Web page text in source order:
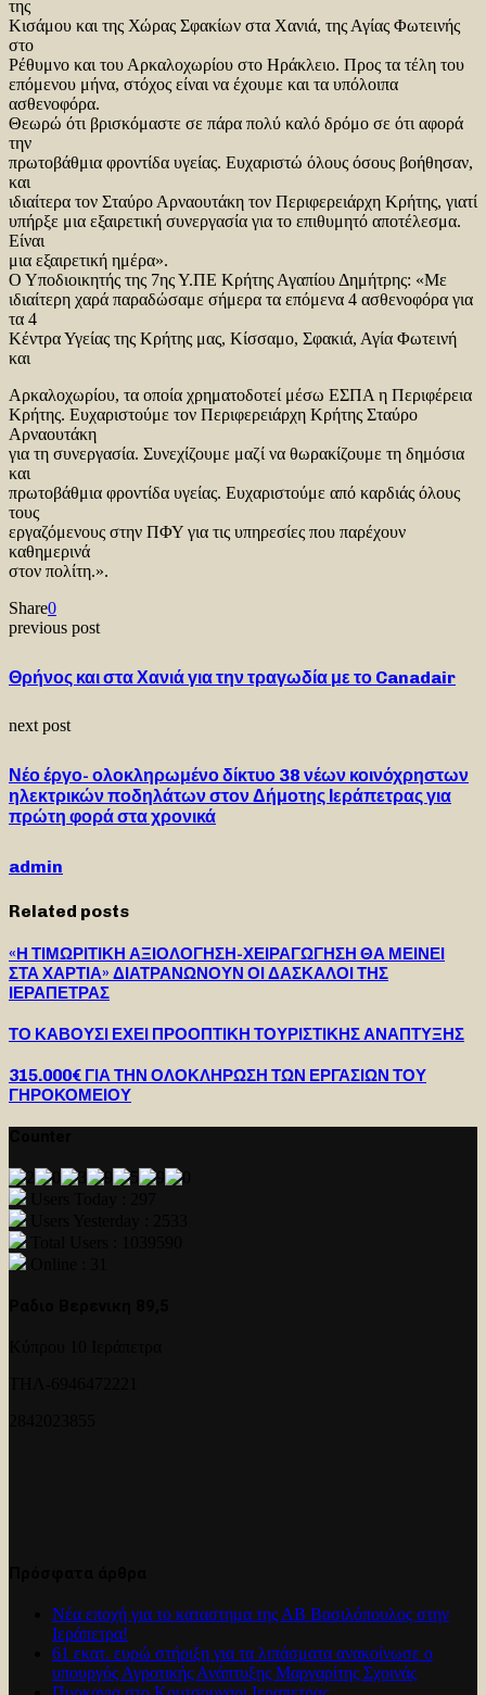
της
Κισάμου και της Χώρας Σφακίων στα Χανιά, της Αγίας Φωτεινής
στο
Ρέθυμνο και του Αρκαλοχωρίου στο Ηράκλειο. Προς τα τέλη του
επόμενου μήνα, στόχος είναι να έχουμε και τα υπόλοιπα
ασθενοφόρα.
Θεωρώ ότι βρισκόμαστε σε πάρα πολύ καλό δρόμο σε ότι αφορά
την
πρωτοβάθμια φροντίδα υγείας. Ευχαριστώ όλους όσους βοήθησαν,
και
ιδιαίτερα τον Σταύρο Αρναουτάκη τον Περιφερειάρχη Κρήτης, γιατί
υπήρξε μια εξαιρετική συνεργασία για το επιθυμητό αποτέλεσμα.
Είναι
μια εξαιρετική ημέρα».
Ο Υποδιοικητής της 7ης Υ.ΠΕ Κρήτης Αγαπίου Δημήτρης: «Με
ιδιαίτερη χαρά παραδώσαμε σήμερα τα επόμενα 4 ασθενοφόρα για
τα 4
Κέντρα Υγείας της Κρήτης μας, Κίσσαμο, Σφακιά, Αγία Φωτεινή
και
Αρκαλοχωρίου, τα οποία χρηματοδοτεί μέσω ΕΣΠΑ η Περιφέρεια
Κρήτης. Ευχαριστούμε τον Περιφερειάρχη Κρήτης Σταύρο
Αρναουτάκη
για τη συνεργασία. Συνεχίζουμε μαζί να θωρακίζουμε τη δημόσια
και
πρωτοβάθμια φροντίδα υγείας. Ευχαριστούμε από καρδιάς όλους
τους
εργαζόμενους στην ΠΦΥ για τις υπηρεσίες που παρέχουν
καθημερινά
στον πολίτη.».
Share0
previous post
Θρήνος και στα Χανιά για την τραγωδία με το Canadair
next post
Νέο έργο- ολοκληρωμένο δίκτυο 38 νέων κοινόχρηστων
ηλεκτρικών ποδηλάτων στον Δήμοτης Ιεράπετρας για
πρώτη φορά στα χρονικά
admin
Related posts
«Η ΤΙΜΩΡΙΤΙΚΗ ΑΞΙΟΛΟΓΗΣΗ-ΧΕΙΡΑΓΩΓΗΣΗ ΘΑ ΜΕΙΝΕΙ
ΣΤΑ ΧΑΡΤΙΑ» ΔΙΑΤΡΑΝΩΝΟΥΝ ΟΙ ΔΑΣΚΑΛΟΙ ΤΗΣ
ΙΕΡΑΠΕΤΡΑΣ
ΤΟ ΚΑΒΟΥΣΙ ΕΧΕΙ ΠΡΟΟΠΤΙΚΗ ΤΟΥΡΙΣΤΙΚΗΣ ΑΝΑΠΤΥΞΗΣ
315.000€ ΓΙΑ ΤΗΝ ΟΛΟΚΛΗΡΩΣΗ ΤΩΝ ΕΡΓΑΣΙΩΝ ΤΟΥ
ΓΗΡΟΚΟΜΕΙΟΥ
Νέα εποχή για το καταστημα της ΑΒ Βασιλόπουλος στην
Ιεράπετρα!
61 εκατ. ευρώ στήριξη για τα λιπάσματα ανακοίνωσε ο
υπουργός Αγροτικής Ανάπτυξης Μαργαρίτης Σχοινάς